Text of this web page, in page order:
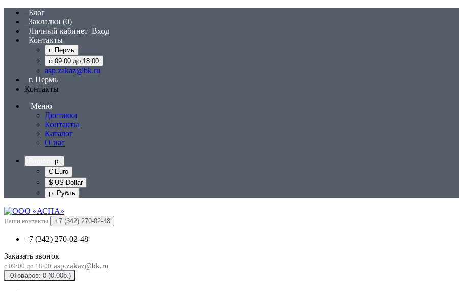
Блог
Закладки (0)
Личный кабинет Вход
Контакты
г. Пермь
с 09:00 до 18:00
asp.zakaz@bk.ru
г. Пермь
Контакты
Меню
Доставка
Контакты
Каталог
О нас
р.
€ Euro
$ US Dollar
р. Рубль
Наши контакты +7 (342) 270-02-48
+7 (342) 270-02-48
Заказать звонок
с 09:00 до 18:00 asp.zakaz@bk.ru
0Товаров: 0 (0.00р.)